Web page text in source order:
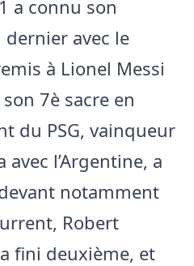
a connu son
avec le
à Lionel Messi
7è sacre en
du PSG, vainqueur
avec l’Argentine, a
notamment
Robert
fini deuxième, et